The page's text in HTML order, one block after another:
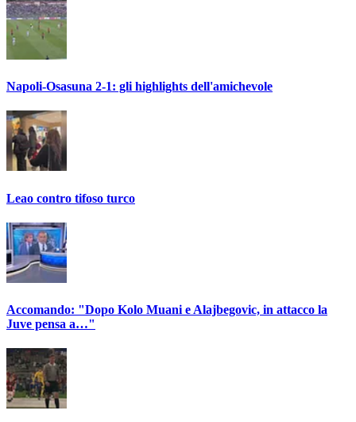
Napoli-Osasuna 2-1: gli highlights dell'amichevole
Leao contro tifoso turco
Accomando: "Dopo Kolo Muani e Alajbegovic, in attacco la
Juve pensa a…"